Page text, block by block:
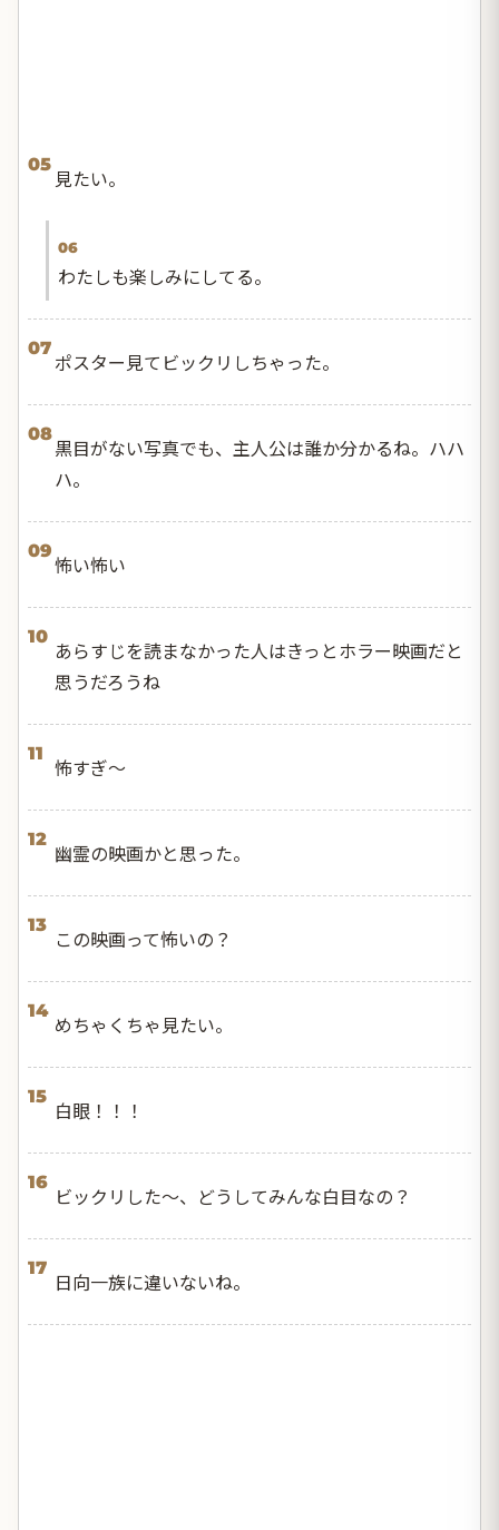
05
見たい。
06
わたしも楽しみにしてる。
07
ポスター見てビックリしちゃった。
08
黒目がない写真でも、主人公は誰か分かるね。ハハ
ハ。
09
怖い怖い
10
あらすじを読まなかった人はきっとホラー映画だと
思うだろうね
11
怖すぎ〜
12
幽霊の映画かと思った。
13
この映画って怖いの？
14
めちゃくちゃ見たい。
15
白眼！！！
16
ビックリした〜、どうしてみんな白目なの？
17
日向一族に違いないね。